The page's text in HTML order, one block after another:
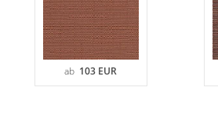
ab 103 EUR